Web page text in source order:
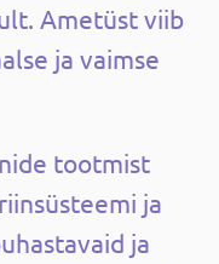
Ametüst viib
ja vaimse
tootmist
ja
ja